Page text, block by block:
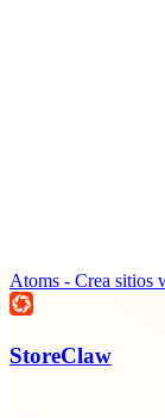
Atoms - Crea sitios
StoreClaw